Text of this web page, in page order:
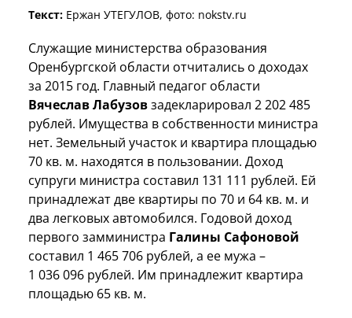
Текст: Ержан УТЕГУЛОВ, фото: nokstv.ru
Служащие министерства образования
Оренбургской области отчитались о доходах
за 2015 год. Главный педагог области
Вячеслав Лабузовзадекларировал 2 202 485
рублей. Имущества в собственности министра
нет. Земельный участок и квартира площадью
70 кв. м. находятся в пользовании. Доход
супруги министра составил 131 111 рублей. Ей
принадлежат две квартиры по 70 и 64 кв. м. и
два легковых автомобился. Годовой доход
первого замминистра Галины Сафоновой
составил 1 465 706 рублей, а ее мужа –
1 036 096 рублей. Им принадлежит квартира
площадью 65 кв. м.